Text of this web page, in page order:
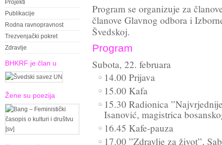
Projekti
Publikacije
Rodna ravnopravnost
Trezvenjački pokret
Zdravlje
BHKRF je član u
Žene su poezija
Program se organizuje za
članove Glavnog odbora i
Švedskoj.
Program
Subota, 22. februara
14.00 Prijava
15.00 Kafa
15.30 Radionica
Isanović, magistrica
16.45 Kafe-pauza
17.00 ”Zdravlje za život”,